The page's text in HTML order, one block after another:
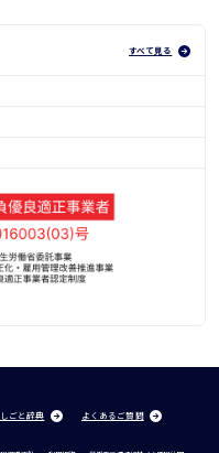
すべて見る
ごと辞典 よくあるご質問